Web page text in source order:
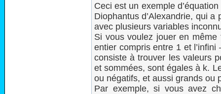
Ceci est un exemple
Diophantus d’Alexandrie, qui a
avec plusieurs variables
Si vous voulez jouer en même
entier compris entre 1 et
consiste à trouver les valeurs
et sommées, sont égales à k.
ou négatifs, et aussi grands ou
Par exemple, si vous avez